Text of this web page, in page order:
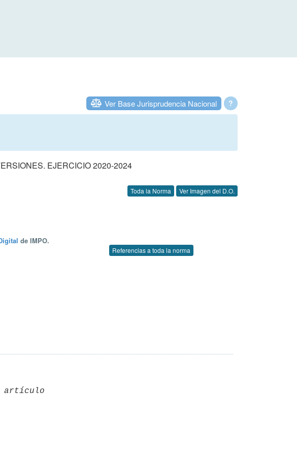
?
Ver Base Jurisprudencia Nacional
EJERCICIO 2020-2024
Toda la Norma Ver Imagen del D.O.
de IMPO.
Referencias a toda la norma